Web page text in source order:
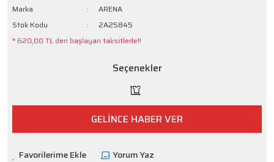
Marka
ARENA
Stok Kodu
2A25845
* 620,00 TL den başlayan taksitlerle!!
Seçenekler
GELİNCE HABER VER
Yorum Yaz